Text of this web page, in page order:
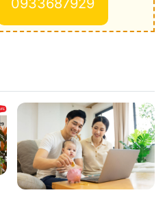
0933687929